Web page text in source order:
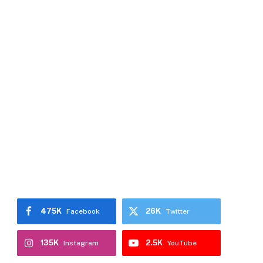
Facebook
475K Twitter
26K
Instagram
135K YouTube
2.5K